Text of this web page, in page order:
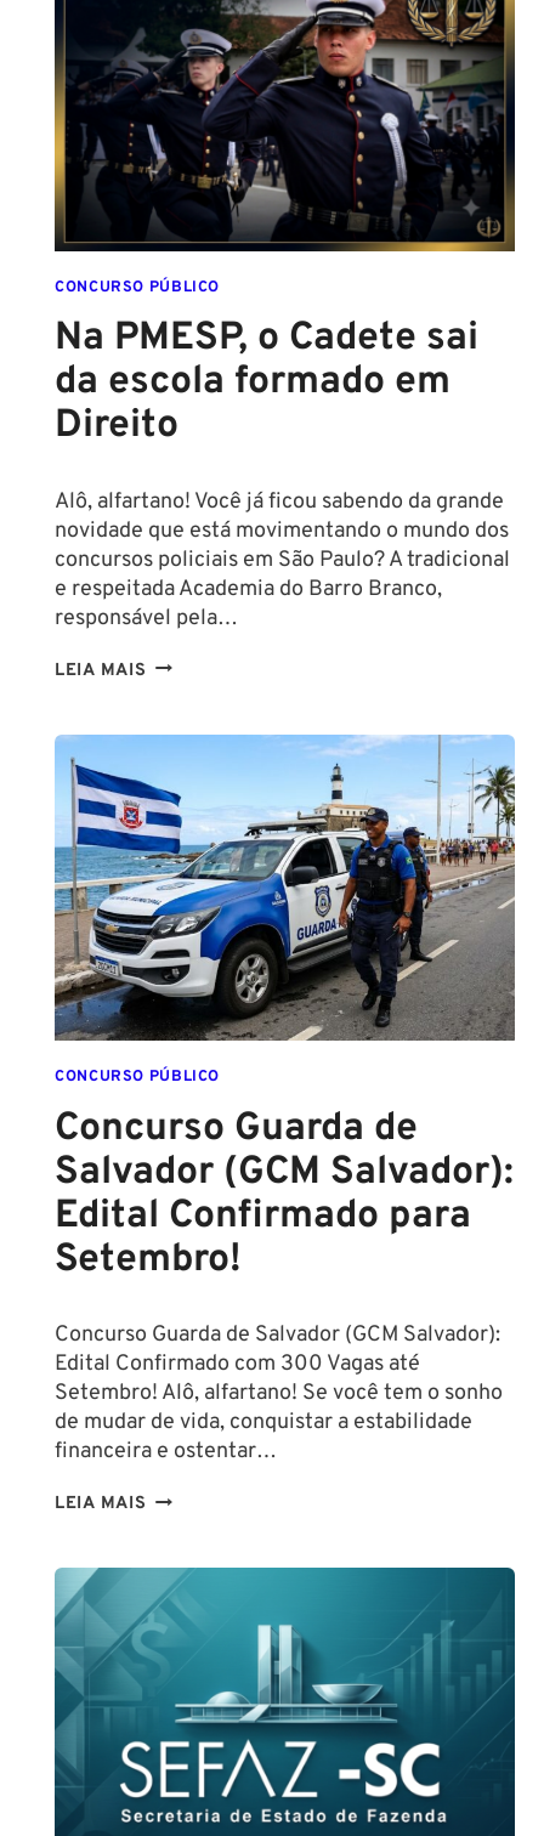
CONCURSO PÚBLICO
Na PMESP, o Cadete sai
da escola formado em
Direito
Alô, alfartano! Você já ficou sabendo da grande
novidade que está movimentando o mundo dos
concursos policiais em São Paulo? A tradicional
e respeitada Academia do Barro Branco,
responsável pela…
LEIA MAIS NA
SAI
DA
ESCOLA
FORMADO
EM
DIREITO
CONCURSO PÚBLICO
Concurso Guarda de
Salvador (GCM Salvador):
Edital Confirmado para
Setembro!
Concurso Guarda de Salvador (GCM Salvador):
Edital Confirmado com 300 Vagas até
Setembro! Alô, alfartano! Se você tem o sonho
de mudar de vida, conquistar a estabilidade
financeira e ostentar…
LEIA MAIS CONCURSO
SALVADOR
(GCM
SALVADOR):
CONFIRMADO
SETEMBRO!